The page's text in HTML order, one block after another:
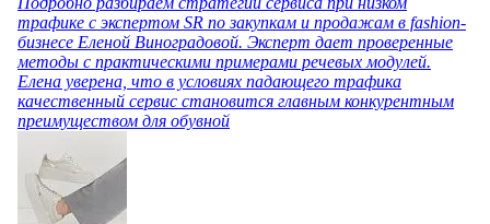
трафике с экспертом SR по закупкам и продажам в fashion-
бизнесе Еленой Виноградовой. Эксперт дает проверенные
методы с практическими примерами речевых модулей.
Елена уверена, что в условиях падающего трафика
качественный сервис становится главным конкурентным
преимуществом для обувной